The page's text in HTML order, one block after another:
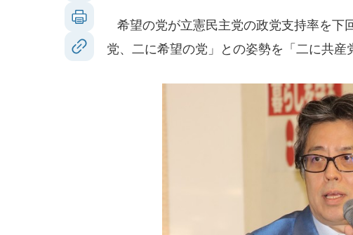
希望の党が立憲民主党の政党支持率を下
党、二に希望の党」との姿勢を「二に共産